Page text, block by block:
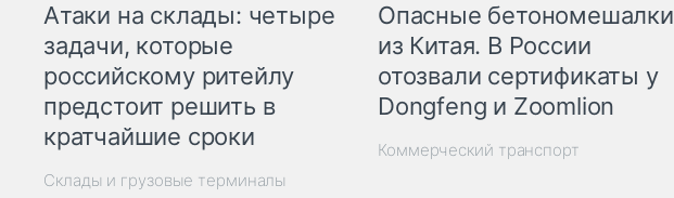
Атаки на склады: четыре
задачи, которые
российскому ритейлу
предстоит решить в
кратчайшие сроки
Склады и грузовые терминалы
Опасные бетономешалки
из Китая. В России
отозвали сертификаты у
Dongfeng и Zoomlion
Коммерческий транспорт